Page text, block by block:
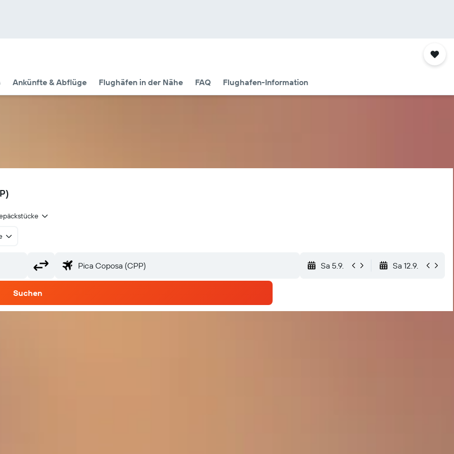
Ankünfte & Abflüge Flughäfen in der Nähe FAQ Flughafen-Information
Sa 5.9. Sa 12.9.
Suchen